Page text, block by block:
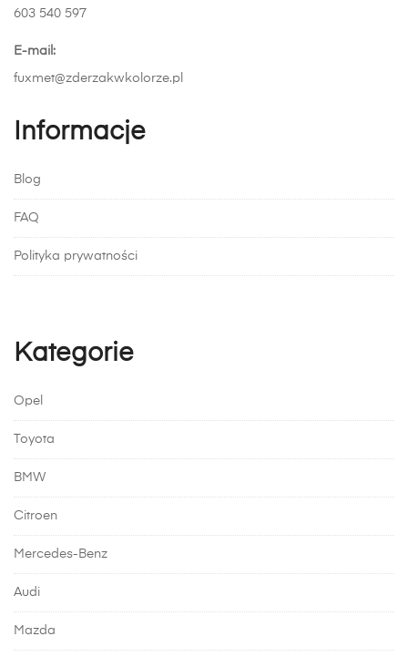
603 540 597
E-mail:
fuxmet@zderzakwkolorze.pl
Informacje
Blog
FAQ
Polityka prywatności
Kategorie
Opel
Toyota
BMW
Citroen
Mercedes-Benz
Audi
Mazda